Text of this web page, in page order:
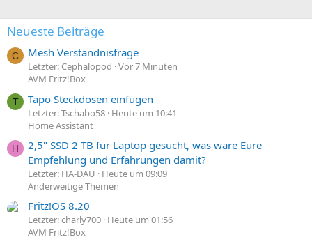
Neueste Beiträge
C Mesh Verständnisfrage
Letzter: Cephalopod Vor 7 Minuten
AVM Fritz!Box
T Tapo Steckdosen einfügen
Letzter: Tschabo58 Heute um 10:41
Home Assistant
H
2,5" SSD 2 TB für Laptop gesucht, was wäre Eure
Empfehlung und Erfahrungen damit?
Letzter: HA-DAU
Heute um 09:09
Anderweitige Themen
Fritz!OS 8.20
Letzter: charly700 Heute um 01:56
AVM Fritz!Box